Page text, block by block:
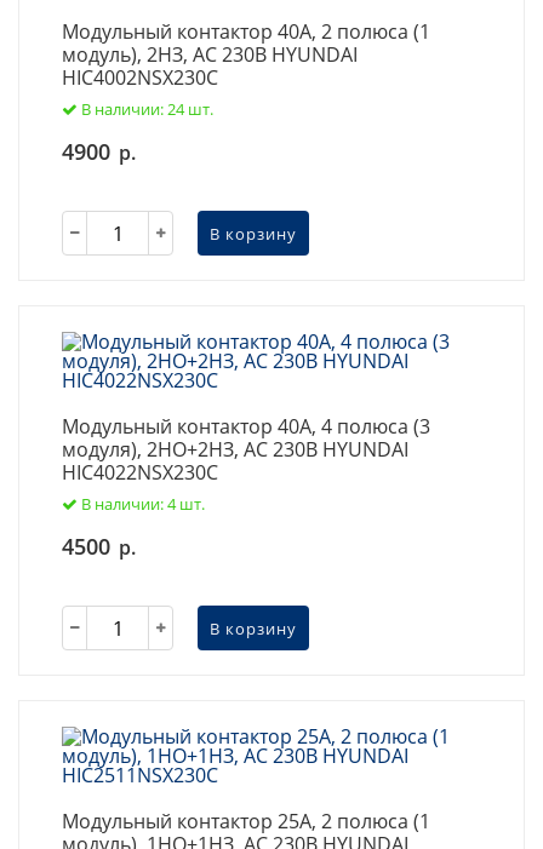
Модульный контактор 40А, 2 полюса (1
модуль), 2НЗ, AC 230В HYUNDAI
HIC4002NSX230C
В наличии: 24 шт.
4900 р.
В корзину
Модульный контактор 40А, 4 полюса (3
модуля), 2НО+2НЗ, AC 230В HYUNDAI
HIC4022NSX230C
В наличии: 4 шт.
4500 р.
В корзину
Модульный контактор 25А, 2 полюса (1